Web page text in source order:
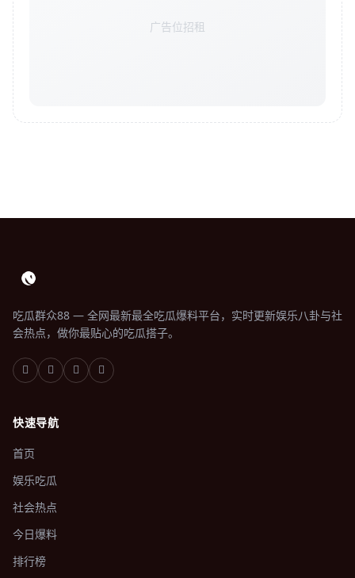
广告位招租
吃瓜群众88 — 全网最新最全吃瓜爆料平台，实时更新娱乐八卦与社
会热点，做你最贴心的吃瓜搭子。
快速导航
首页
娱乐吃瓜
社会热点
今日爆料
排行榜